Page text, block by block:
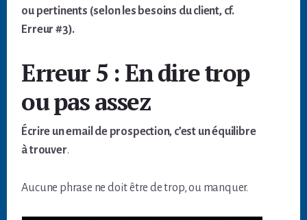
ou pertinents (selon les besoins du client, cf.
Erreur #3).
Erreur 5 : En dire trop
ou pas assez
Écrire un email de prospection, c’est un équilibre
à trouver.
Aucune phrase ne doit être de trop, ou manquer.